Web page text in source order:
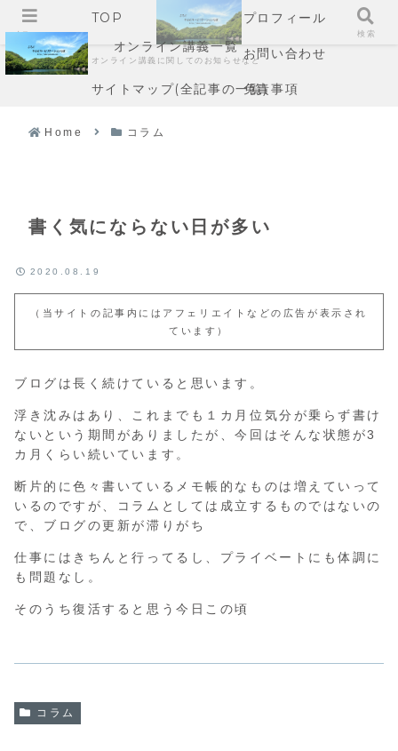
TOP
プロフィール
オンライン講義一覧
オンライン講義に関してのお知らせなどお問い合わせ
サイトマップ(全記事の一覧)免責事項
Home コラム
書く気にならない日が多い
2020.08.19
（当サイトの記事内にはアフェリエイトなどの広告が表示され
ています）
ブログは長く続けていると思います。
浮き沈みはあり、これまでも１カ月位気分が乗らず書け
ないという期間がありましたが、今回はそんな状態が3
カ月くらい続いています。
断片的に色々書いているメモ帳的なものは増えていって
いるのですが、コラムとしては成立するものではないの
で、ブログの更新が滞りがち
仕事にはきちんと行ってるし、プライベートにも体調に
も問題なし。
そのうち復活すると思う今日この頃
コラム
メニュー 検索